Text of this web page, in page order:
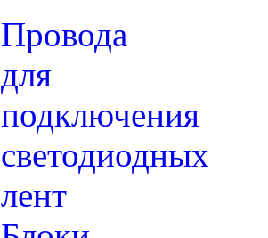
Провода
для
подключения
светодиодных
лент